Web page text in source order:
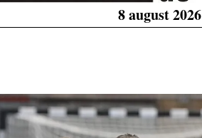
8 august 2026